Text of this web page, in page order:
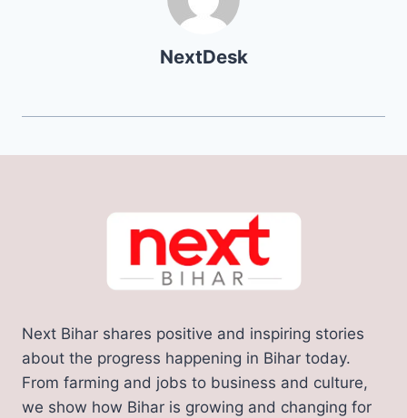
NextDesk
Next Bihar shares positive and inspiring stories
about the progress happening in Bihar today.
From farming and jobs to business and culture,
we show how Bihar is growing and changing for